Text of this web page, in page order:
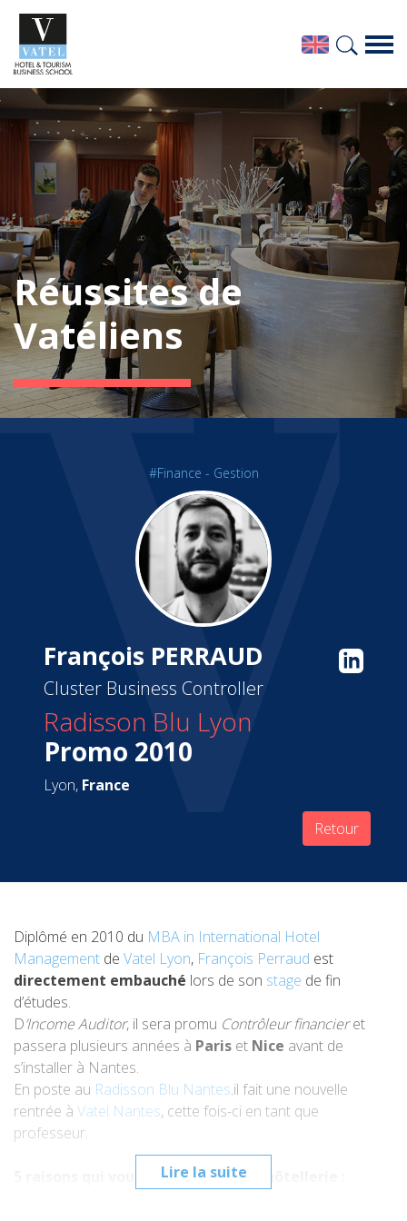
Réussites de
Vatéliens
#Finance - Gestion
François PERRAUD
Cluster Business Controller
Radisson Blu Lyon
Promo 2010
Lyon, France
Retour
Lire la suite
Diplômé en 2010 du MBA in International Hotel
Management de Vatel Lyon, François Perraud est
directement embauché lors de son stage de fin
d’études.
D’Income Auditor, il sera promu Contrôleur financieret
passera plusieurs années à Paris et Nice avant de
s’installer à Nantes.
En poste au Radisson Blu Nantes,il fait une nouvelle
rentrée à Vatel Nantes, cette fois-ci en tant que
professeur.
5 raisons qui vous ont fait choisir l’hôtellerie :